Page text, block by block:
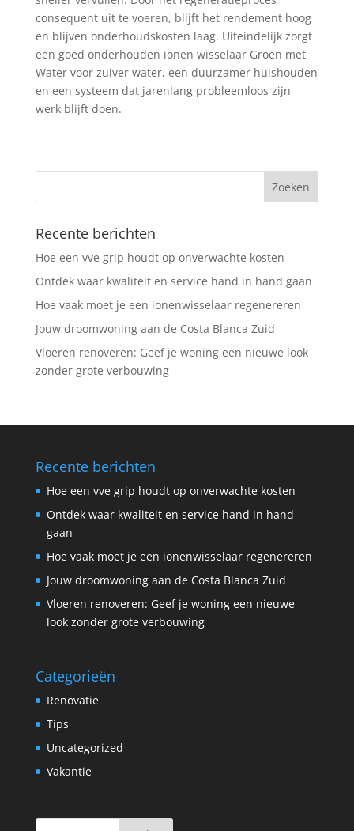
consequent uit te voeren, blijft het rendement hoog
en blijven onderhoudskosten laag. Uiteindelijk zorgt
een goed onderhouden ionen wisselaar Groen met
Water voor zuiver water, een duurzamer huishouden
en een systeem dat jarenlang probleemloos zijn
werk blijft doen.
Recente berichten
Hoe een vve grip houdt op onverwachte kosten
Ontdek waar kwaliteit en service hand in hand gaan
Hoe vaak moet je een ionenwisselaar regenereren
Jouw droomwoning aan de Costa Blanca Zuid
Vloeren renoveren: Geef je woning een nieuwe look
zonder grote verbouwing
Recente berichten
Hoe een vve grip houdt op onverwachte kosten
Ontdek waar kwaliteit en service hand in hand
gaan
Hoe vaak moet je een ionenwisselaar regenereren
Jouw droomwoning aan de Costa Blanca Zuid
Vloeren renoveren: Geef je woning een nieuwe
look zonder grote verbouwing
Categorieën
Renovatie
Tips
Uncategorized
Vakantie